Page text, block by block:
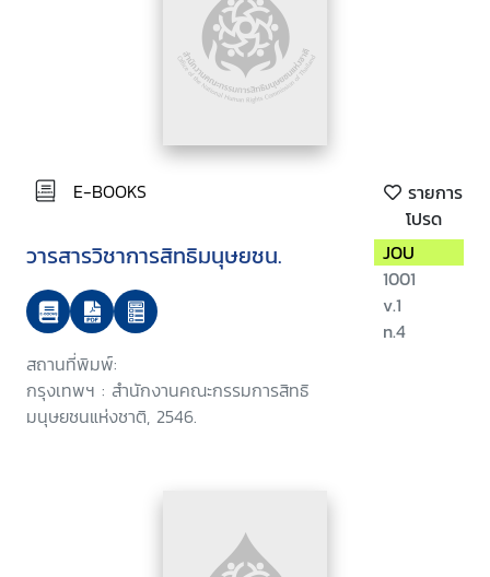
E-BOOKS
รายการ
โปรด
วารสารวิชาการสิทธิมนุษยชน.
สถานที่พิมพ์:
กรุงเทพฯ : สำนักงานคณะกรรมการสิทธิ
มนุษยชนแห่งชาติ, 2546.
JOU
1001
v.1
n.4